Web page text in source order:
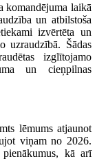
komandējuma laikā
un atbilstoša
izvērtēta un
uzraudzībā. Šādas
izglītojamo
un cieņpilnas
lēmums atjaunot
viņam no 2026.
kā arī